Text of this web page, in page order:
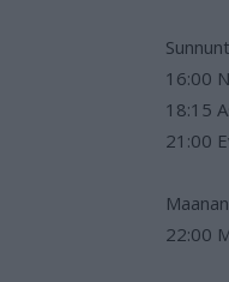
16:00
18:15
21:00
22:00